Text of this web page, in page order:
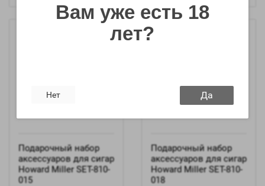
Вам уже есть 18
лет?
Нет Да
Подарочный набор
аксессуаров для сигар
Howard Miller SET-810-
015
Подарочный набор
аксессуаров для сигар
Howard Miller SET-810-
018